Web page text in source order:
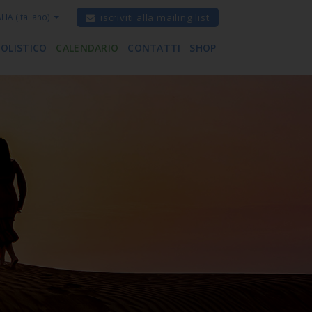
iscriviti alla mailing list
(italiano)
CALENDARIO CONTATTI SHOP